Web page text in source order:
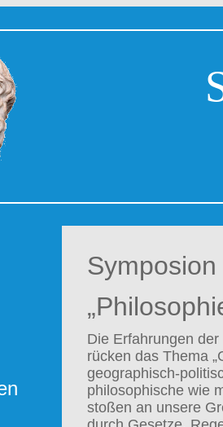
Die Erfahrungen
rücken das Thema
geographisch-
philosophische wie
stoßen an unsere